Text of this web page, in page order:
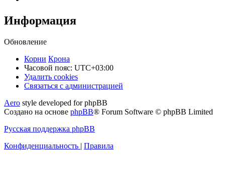
Информация
Обновление
Корни Крона
Часовой пояс: UTC+03:00
Удалить cookies
Связаться
администрацией
Связаться с администрацией
Aero style developed for phpBB
Создано на основе phpBB® Forum Software © phpBB Limited
Русская поддержка phpBB
Конфиденциальность | Правила